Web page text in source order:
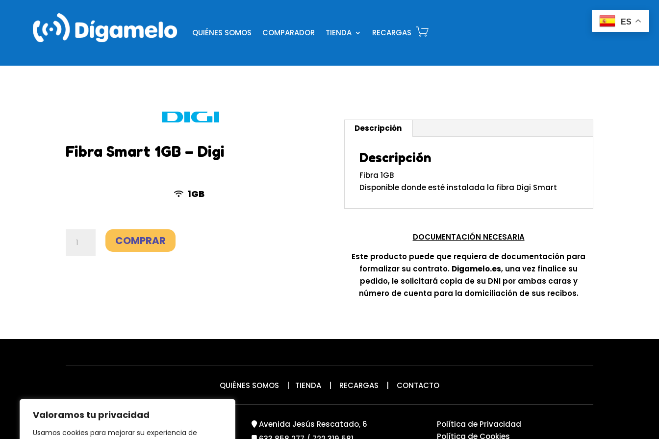
Valoramos tu privacidad
Usamos cookies para mejorar su experiencia de
QUIÉNES SOMOS COMPARADOR TIENDA RECARGAS
Fibra Smart 1GB – Digi
1GB
Smart
COMPRAR
Descripción
Descripción
Fibra 1GB
Disponible donde esté instalada la fibra Digi Smart
DOCUMENTACIÓN NECESARIA
Este producto puede que requiera de documentación para
formalizar su contrato. Digamelo.es, una vez finalice su
pedido, le solicitará copia de su DNI por ambas caras y
número de cuenta para la domiciliación de sus recibos.
QUIÉNES SOMOS | TIENDA | RECARGAS | CONTACTO
Avenida Jesús Rescatado, 6
Política de Privacidad
Política de Cookies
ES